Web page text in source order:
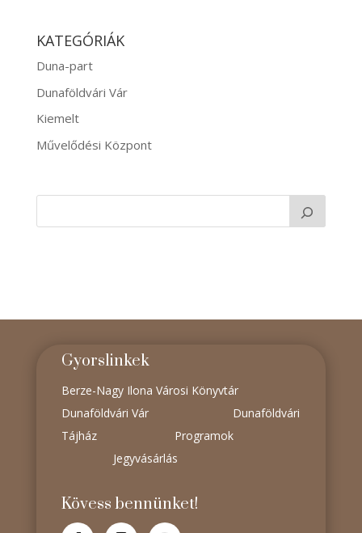
KATEGÓRIÁK
Duna-part
Dunaföldvári Vár
Kiemelt
Művelődési Központ
Gyorslinkek
Berze-Nagy Ilona Városi Könyvtár
Dunaföldvári Vár
Dunaföldvári
Tájház
Programok
Jegyvásárlás
Kövess bennünket!